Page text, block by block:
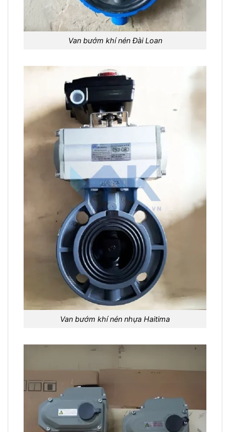
Van bướm khí nén Đài Loan
Van bướm khí nén nhựa Haitima